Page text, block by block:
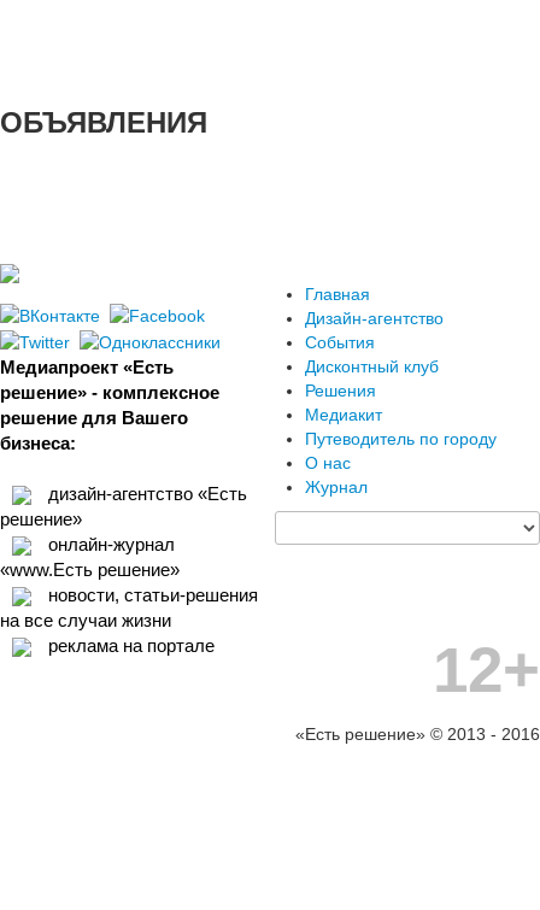
ОБЪЯВЛЕНИЯ
Медиапроект «Есть
решение» - комплексное
решение для Вашего
бизнеса:
дизайн-агентство «Есть
решение»
онлайн-журнал
«www.Есть решение»
новости, статьи-решения
на все случаи жизни
реклама на портале
Главная
Дизайн-агентство
События
Дисконтный клуб
Решения
Медиакит
Путеводитель по городу
О нас
Журнал
12+
«Есть решение» © 2013 - 2016